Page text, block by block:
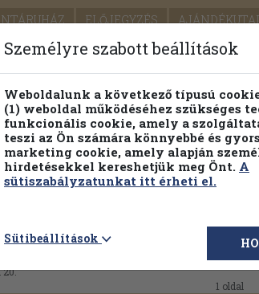
ELŐJEGYZÉS
PILLANATNYI ÁRAINK
Részletes kereső
Merényi Könyvkiadó Kft.
20.
1 oldal
Személyre szabott beállítások
Weboldalunk a következő típusú
(1) weboldal működéséhez szükséges
funkcionális cookie, amely a
teszi az Ön számára könnyebbé és
marketing cookie, amely alapján
hirdetésekkel kereshetjük meg Önt. A
sütiszabályzatunkat itt érheti el.
Sütibeállítások